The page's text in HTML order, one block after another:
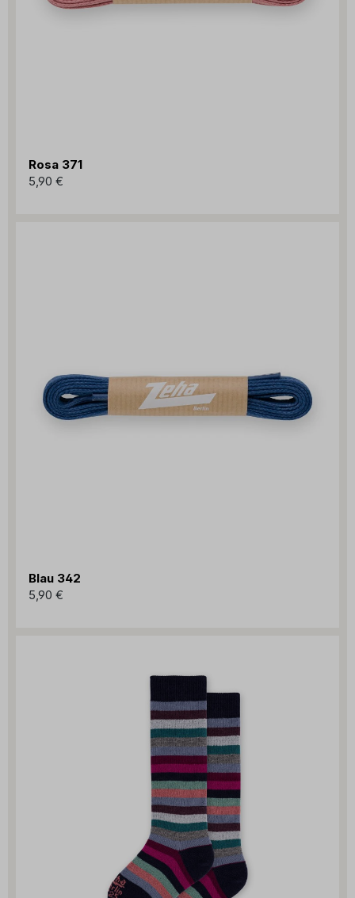
Rosa 371
5,90 €
Blau 342
5,90 €